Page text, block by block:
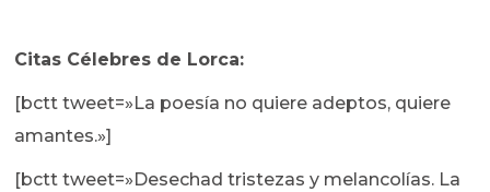
Citas Célebres de Lorca:
[bctt tweet=»La poesía no quiere adeptos, quiere
amantes.»]
[bctt tweet=»Desechad tristezas y melancolías. La